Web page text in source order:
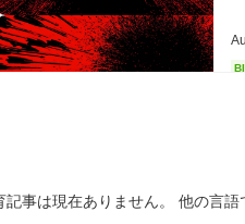
映し、さまざまなゲームプラットフ
た、いくつかの取引所での存在を維
マリオコインはゲーム開発者とのパ
を促進します。シームレスな統合と
ソースを提供します。 主なユーザー
事は現在ありません。 他の言語